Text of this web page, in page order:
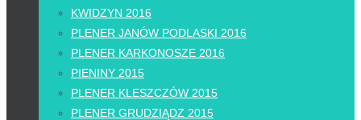
KWIDZYN 2016
PLENER JANÓW PODLASKI 2016
PLENER KARKONOSZE 2016
PIENINY 2015
PLENER KLESZCZÓW 2015
PLENER GRUDZIĄDZ 2015